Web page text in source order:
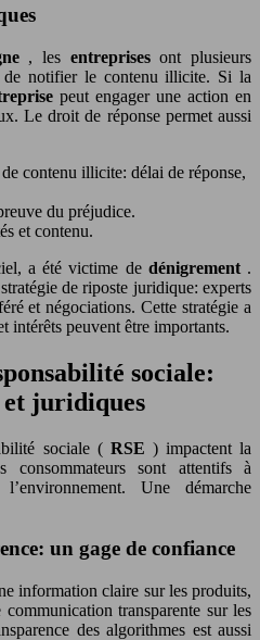
, les entreprisesont plusieurs
de notifier le contenu illicite. Si la
peut engager une action en
Le droit de réponse permet aussi
contenu illicite: délai de réponse,
du préjudice.
et contenu.
a été victime de dénigrement .
de riposte juridique: experts
et négociations. Cette stratégie a
intérêts peuvent être importants.
sociale:
et juridiques
sociale ( RSE ) impactent la
consommateurs sont attentifs à
Une démarche
un gage de confiance
information claire sur les produits,
transparente sur les
des algorithmes est aussi